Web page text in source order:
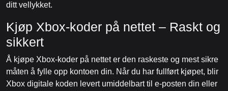
ditt vellykket.
Kjøp Xbox-koder på nettet – Raskt og
sikkert
Å kjøpe Xbox-koder på nettet er den raskeste og mest sikre
måten å fylle opp kontoen din. Når du har fullført kjøpet, blir
Xbox digitale koden levert umiddelbart til e-posten din eller